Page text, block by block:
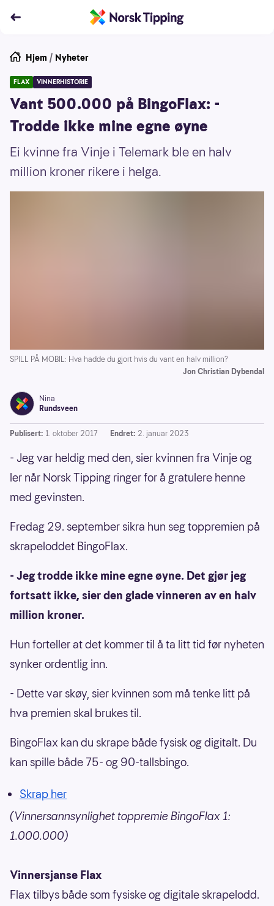
Hjem / Nyheter
FLAX VINNERHISTORIE
Vant 500.000 på BingoFlax: -
Trodde ikke mine egne øyne
Ei kvinne fra Vinje i Telemark ble en halv
million kroner rikere i helga.
SPILL PÅ MOBIL: Hva hadde du gjort hvis du vant en halv million?
Jon Christian Dybendal
Nina
Rundsveen
Publisert: 1. oktober 2017 Endret: 2. januar 2023
- Jeg var heldig med den, sier kvinnen fra Vinje og
ler når Norsk Tipping ringer for å gratulere henne
med gevinsten.
Fredag 29. september sikra hun seg toppremien på
skrapeloddet BingoFlax.
- Jeg trodde ikke mine egne øyne. Det gjør jeg
fortsatt ikke, sier den glade vinneren av en halv
million kroner.
Hun forteller at det kommer til å ta litt tid før nyheten
synker ordentlig inn.
- Dette var skøy, sier kvinnen som må tenke litt på
hva premien skal brukes til.
BingoFlax kan du skrape både fysisk og digitalt. Du
kan spille både 75- og 90-tallsbingo.
Skrap her
(Vinnersannsynlighet toppremie BingoFlax 1:
1.000.000)
Vinnersjanse Flax
Flax tilbys både som fysiske og digitale skrapelodd.